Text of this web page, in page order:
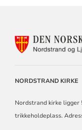
NORDSTRAND KIRKE
Nordstrand kirke
trikkeholdeplass.